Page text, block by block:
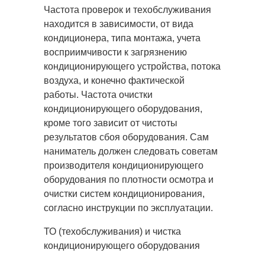
Частота проверок и техобслуживания
находится в зависимости, от вида
кондиционера, типа монтажа, учета
восприимчивости к загрязнению
кондиционирующего устройства, потока
воздуха, и конечно фактической
работы. Частота очистки
кондиционирующего оборудования,
кроме того зависит от чистоты
результатов сбоя оборудования. Сам
наниматель должен следовать советам
производителя кондиционирующего
оборудования по плотности осмотра и
очистки систем кондиционирования,
согласно инструкции по эксплуатации.
ТО (техобслуживания) и чистка
кондиционирующего оборудования